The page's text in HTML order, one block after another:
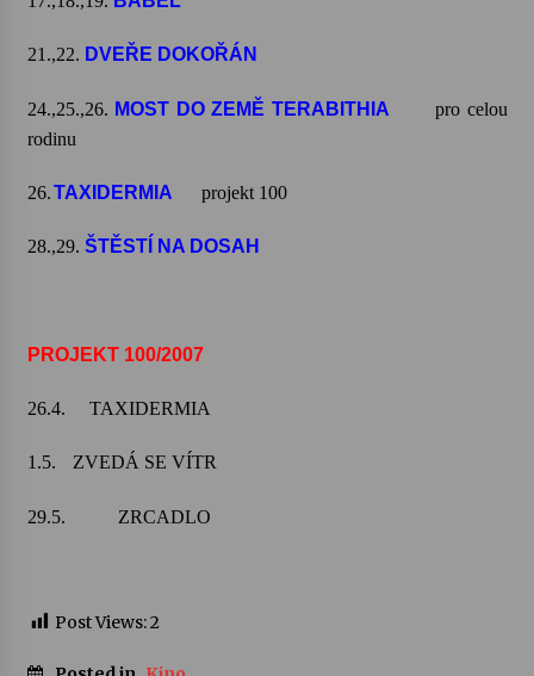
21.,22. DVEŘE DOKOŘÁN
24.,25.,26. MOST DO ZEMĚ TERABITHIA
pro celou
rodinu
26.TAXIDERMIA projekt 100
28.,29. ŠTĚSTÍ NA DOSAH
PROJEKT 100/2007
26.4. TAXIDERMIA
1.5. ZVEDÁ SE VÍTR
29.5. ZRCADLO
Post Views:2